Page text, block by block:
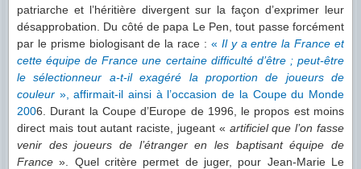
patriarche et l’héritière divergent sur la façon d’exprimer leur
désapprobation. Du côté de papa Le Pen, tout passe forcément
par le prisme biologisant de la race : « Il y a entre la France et
cette équipe de France une certaine difficulté d’être ; peut-être
le sélectionneur a-t-il exagéré la proportion de joueurs de
couleur », affirmait-il ainsi à l’occasion de la Coupe du Monde
2006. Durant la Coupe d’Europe de 1996, le propos est moins
direct mais tout autant raciste, jugeant « artificiel que l’on fasse
venir des joueurs de l’étranger en les baptisant équipe de
France ». Quel critère permet de juger, pour Jean-Marie Le